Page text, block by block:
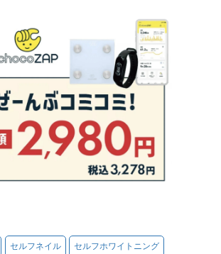
セルフネイル セルフホワイトニング